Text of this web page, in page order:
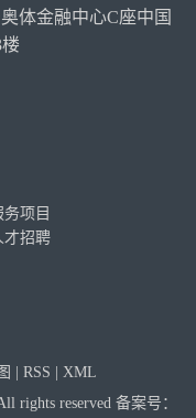
体金融中心C座中国
务项目
才招聘
| RSS | XML
rights reserved 备案号：